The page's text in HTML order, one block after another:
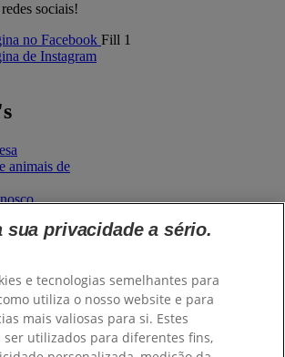
sociais!
Fill 1
animais de
- Alimentação
de
sua privacidade a sério.
e tecnologias semelhantes para
utiliza o nosso website e para
mais valiosas para si. Estes
ser utilizados para diferentes fins,